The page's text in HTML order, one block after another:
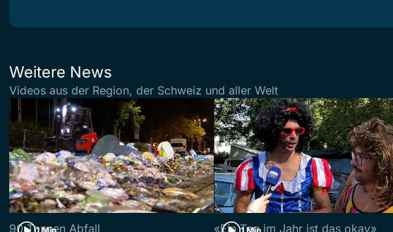
Weitere News
Videos aus der Region, der Schweiz und aller Welt
90 Tonnen Abfall «Ein Tag im Jahr ist das okay»